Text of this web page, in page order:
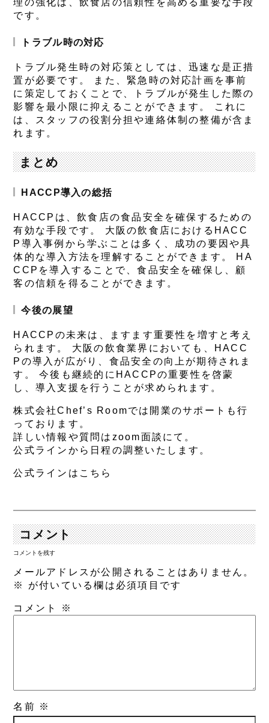
理の強化は、飲食店の信頼性を高める重要な手段
です。
トラブル時の対応
トラブル発生時の対応策としては、迅速な是正措
置が必要です。 また、緊急時の対応計画を事前
に策定しておくことで、トラブルが発生した際の
影響を最小限に抑えることができます。 これに
は、スタッフの役割分担や連絡体制の整備が含ま
れます。
まとめ
HACCP導入の総括
HACCPは、飲食店の食品安全を確保するための
有効な手段です。 大阪の飲食店におけるHACC
P導入事例から学ぶことは多く、成功の要因や具
体的な導入方法を理解することができます。 HA
CCPを導入することで、食品安全を確保し、顧
客の信頼を得ることができます。
今後の展望
HACCPの未来は、ますます重要性を増すと考え
られます。 大阪の飲食業界においても、HACC
Pの導入が広がり、食品安全の向上が期待されま
す。 今後も継続的にHACCPの重要性を啓蒙
し、導入支援を行うことが求められます。
株式会社Chef’s Roomでは開業のサポートも行
っております。
詳しい情報や質問はzoom面談にて。
公式ラインから日程の調整いたします。
公式ラインはこちら
コメント
コメントを残す
メールアドレスが公開されることはありません。
※
が付いている欄は必須項目です
コメント ※
名前 ※